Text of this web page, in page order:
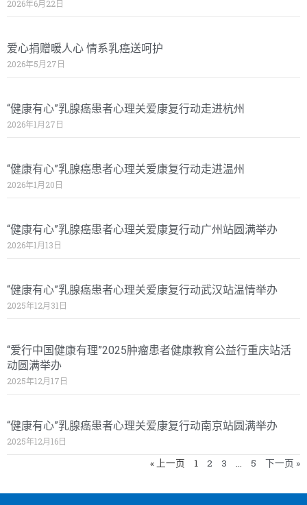
2026年6月22日
爱心捐赠暖人心 情系乳癌送呵护
2026年5月27日
“健康有心”乳腺癌患者心理关爱康复行动走进杭州
2026年1月27日
“健康有心”乳腺癌患者心理关爱康复行动走进温州
2026年1月20日
“健康有心”乳腺癌患者心理关爱康复行动广州站圆满举办
2026年1月13日
“健康有心”乳腺癌患者心理关爱康复行动武汉站温情举办
2025年12月31日
“爱行中国健康有理”2025肿瘤患者健康教育公益行重庆站活
动圆满举办
2025年12月17日
“健康有心”乳腺癌患者心理关爱康复行动南京站圆满举办
2025年12月16日
« 上一页 1 2 3 5 下一页 »